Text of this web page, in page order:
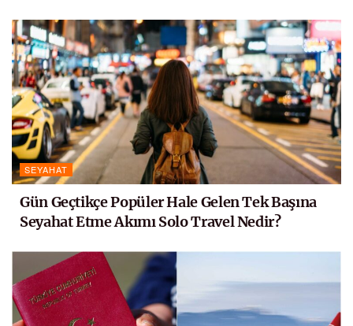
SEYAHAT
Gün Geçtikçe Popüler Hale Gelen Tek Başına
Seyahat Etme Akımı Solo Travel Nedir?